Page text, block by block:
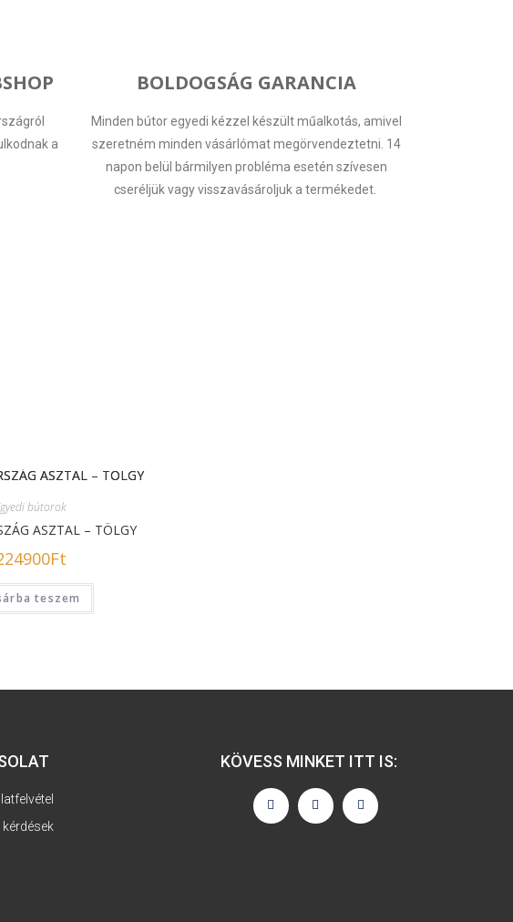
a
BOLDOGSÁG GARANCIA
Minden bútor egyedi kézzel készült műalkotás, amivel
szeretném minden vásárlómat megörvendeztetni. 14
napon belül bármilyen probléma esetén szívesen
cseréljük vagy visszavásároljuk a termékedet.
bútorok
ASZTAL – TÖLGY
Ft
teszem
KÖVESS MINKET ITT IS: